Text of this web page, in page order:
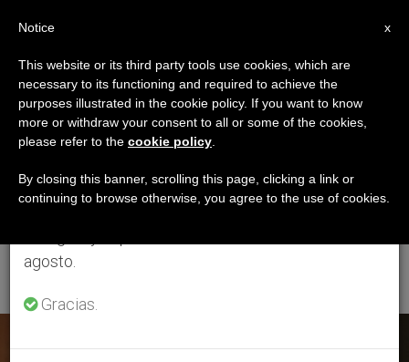
ETIQUETA
Posts Tagged
‘monseñor Baltazar
Enrique Porras
×
Aviso importante
Del 27 de julio al 7 de agosto haremos la pausa
anual, aprovechando que en el periodo de verano
se generan menos informaciones y también el
agosto.
Gracias.
x
Notice
This website or its third party tools use cookies, which are
necessary to its functioning and required to achieve the
purposes illustrated in the cookie policy. If you want to know
more or withdraw your consent to all or some of the cookies,
please refer to the cookie policy
By closing this banner, scrolling this page, clicking a link or
continuing to browse otherwise, you agree to the use of cookies.